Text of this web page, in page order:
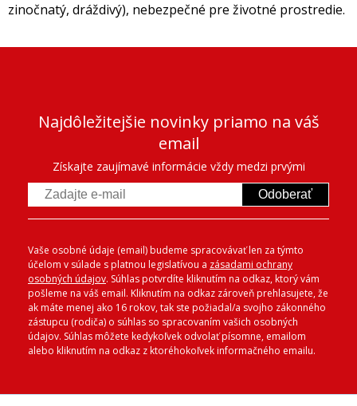
zinočnatý, dráždivý), nebezpečné pre životné prostredie.
Najdôležitejšie novinky priamo na váš
email
Získajte zaujímavé informácie vždy medzi prvými
Odoberať
Vaše osobné údaje (email) budeme spracovávať len za týmto
účelom v súlade s platnou legislatívou a zásadami ochrany
osobných údajov. Súhlas potvrdíte kliknutím na odkaz, ktorý vám
pošleme na váš email. Kliknutím na odkaz zároveň prehlasujete, že
ak máte menej ako 16 rokov, tak ste požiadal/a svojho zákonného
zástupcu (rodiča) o súhlas so spracovaním vašich osobných
údajov. Súhlas môžete kedykoľvek odvolať písomne, emailom
alebo kliknutím na odkaz z ktoréhokoľvek informačného emailu.